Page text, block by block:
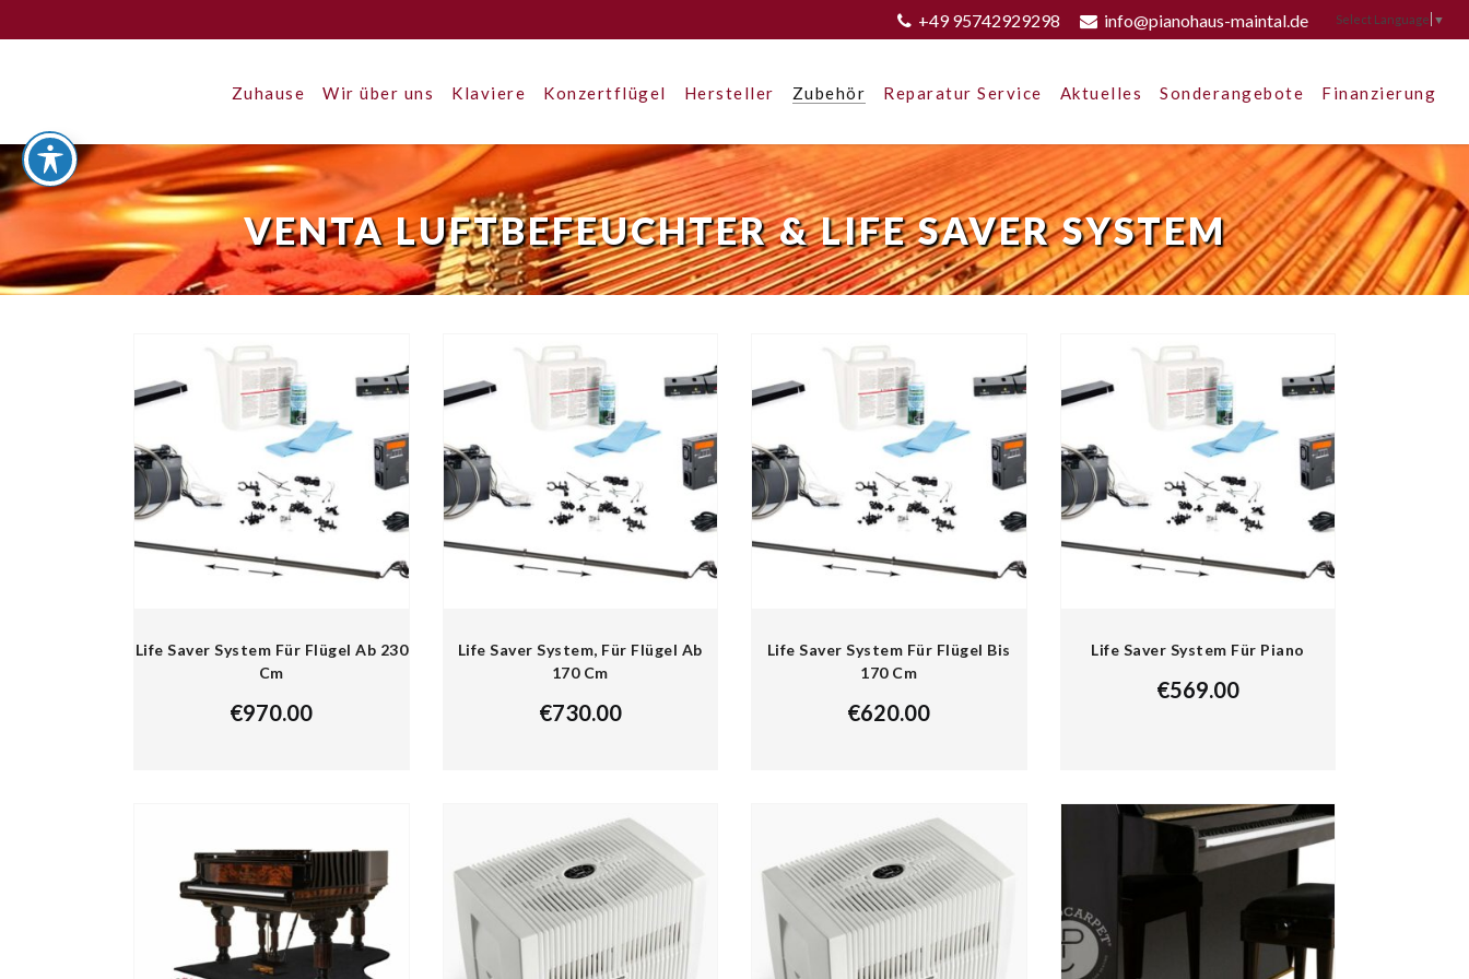
+49 95742929298 info@pianohaus-maintal.de Select Language ▼
Zuhause Wir über uns Klaviere Konzertflügel Hersteller Zubehör Reparatur Service Aktuelles Sonderangebote Finanzierung
VENTA LUFTBEFEUCHTER & LIFE SAVER SYSTEM
Life Saver System Für Flügel Ab 230
Cm
€970.00
Life Saver System, Für Flügel Ab
170 Cm
€730.00
Life Saver System Für Flügel Bis
170 Cm
€620.00
Life Saver System Für Piano
€569.00